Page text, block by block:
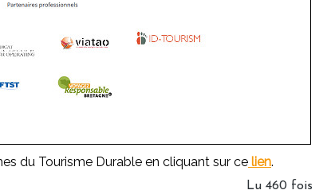
du Tourisme Durable en cliquant sur ce lien.
Lu 460 fois